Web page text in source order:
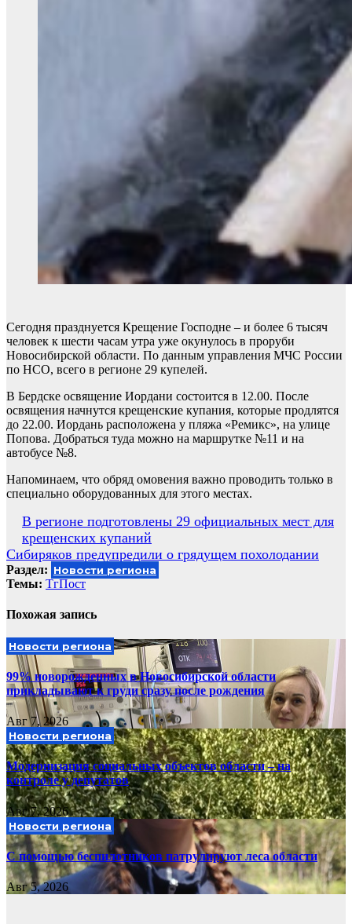
Сегодня празднуется Крещение Господне – и более 6 тысяч
человек к шести часам утра уже окунулось в проруби
Новосибирской области. По данным управления МЧС России
по НСО, всего в регионе 29 купелей.
В Бердске освящение Иордани состоится в 12.00. После
освящения начнутся крещенские купания, которые продлятся
до 22.00. Иордань расположена у пляжа «Ремикс», на улице
Попова. Добраться туда можно на маршрутке №11 и на
автобусе №8.️
Напоминаем, что обряд омовения важно проводить только в
специально оборудованных для этого местах.
Навигация
по
записям
В регионе подготовлены 29 официальных мест для
крещенских купаний
Сибиряков предупредили о грядущем похолодании
Раздел: Новости региона
Темы: ТгПост
Похожая запись
Новости региона
99% новорожденных в Новосибирской области
прикладывают к груди сразу после рождения
Авг 7, 2026
Новости региона
Модернизация социальных объектов области – на
контроле у депутатов
Авг 7, 2026
Новости региона
С помощью беспилотников патрулируют леса области
Авг 5, 2026